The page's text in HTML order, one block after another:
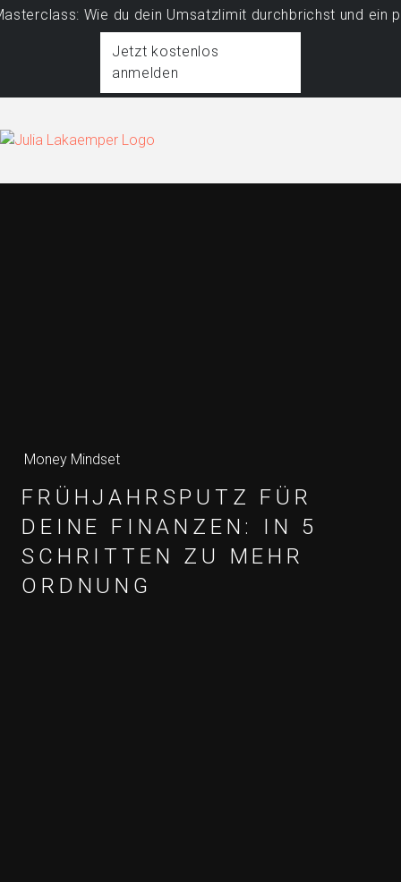
Wie du dein Umsatzlimit durchbrichst und ein
Jetzt kostenlos
anmelden
Money Mindset
FRÜHJAHRSPUTZ FÜR
DEINE FINANZEN: IN 5
SCHRITTEN ZU MEHR
ORDNUNG